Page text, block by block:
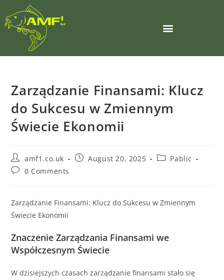
Zarządzanie Finansami: Klucz
do Sukcesu w Zmiennym
Świecie Ekonomii
amf1.co.uk August 20, 2025
Pablic
0 Comments
Zarządzanie Finansami: Klucz do Sukcesu w Zmiennym
Świecie Ekonomii
Znaczenie Zarządzania Finansami we
Współczesnym Świecie
W dzisiejszych czasach zarządzanie finansami stało się